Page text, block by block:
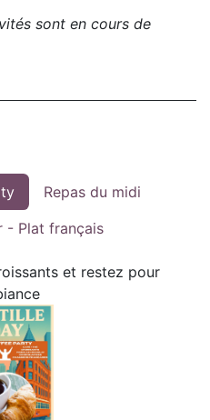
sont en cours de
Repas du midi
- Plat français
et restez pour